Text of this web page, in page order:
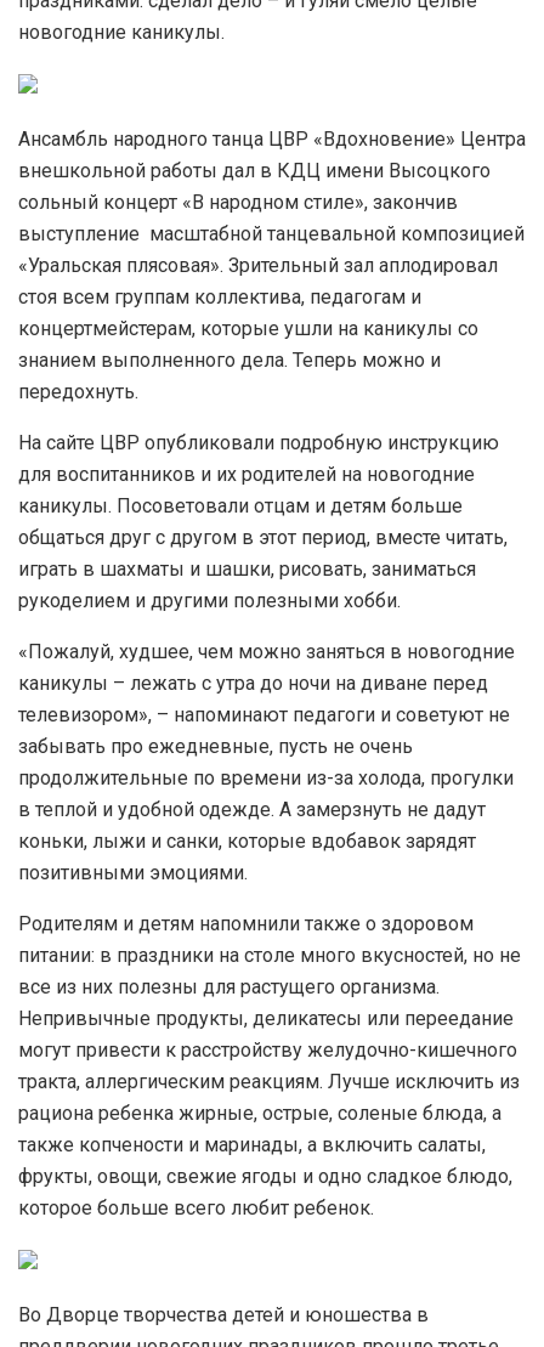
новогодние каникулы.
Ансамбль народного танца ЦВР «Вдохновение» Центра
внешкольной работы дал в КДЦ имени Высоцкого
сольный концерт «В народном стиле», закончив
выступление масштабной танцевальной композицией
«Уральская плясовая». Зрительный зал аплодировал
стоя всем группам коллектива, педагогам и
концертмейстерам, которые ушли на каникулы со
знанием выполненного дела. Теперь можно и
передохнуть.
На сайте ЦВР опубликовали подробную инструкцию
для воспитанников и их родителей на новогодние
каникулы. Посоветовали отцам и детям больше
общаться друг с другом в этот период, вместе читать,
играть в шахматы и шашки, рисовать, заниматься
рукоделием и другими полезными хобби.
«Пожалуй, худшее, чем можно заняться в новогодние
каникулы – лежать с утра до ночи на диване перед
телевизором», – напоминают педагоги и советуют не
забывать про ежедневные, пусть не очень
продолжительные по времени из-за холода, прогулки
в теплой и удобной одежде. А замерзнуть не дадут
коньки, лыжи и санки, которые вдобавок зарядят
позитивными эмоциями.
Родителям и детям напомнили также о здоровом
питании: в праздники на столе много вкусностей, но не
все из них полезны для растущего организма.
Непривычные продукты, деликатесы или переедание
могут привести к расстройству желудочно-кишечного
тракта, аллергическим реакциям. Лучше исключить из
рациона ребенка жирные, острые, соленые блюда, а
также копчености и маринады, а включить салаты,
фрукты, овощи, свежие ягоды и одно сладкое блюдо,
которое больше всего любит ребенок.
Во Дворце творчества детей и юношества в